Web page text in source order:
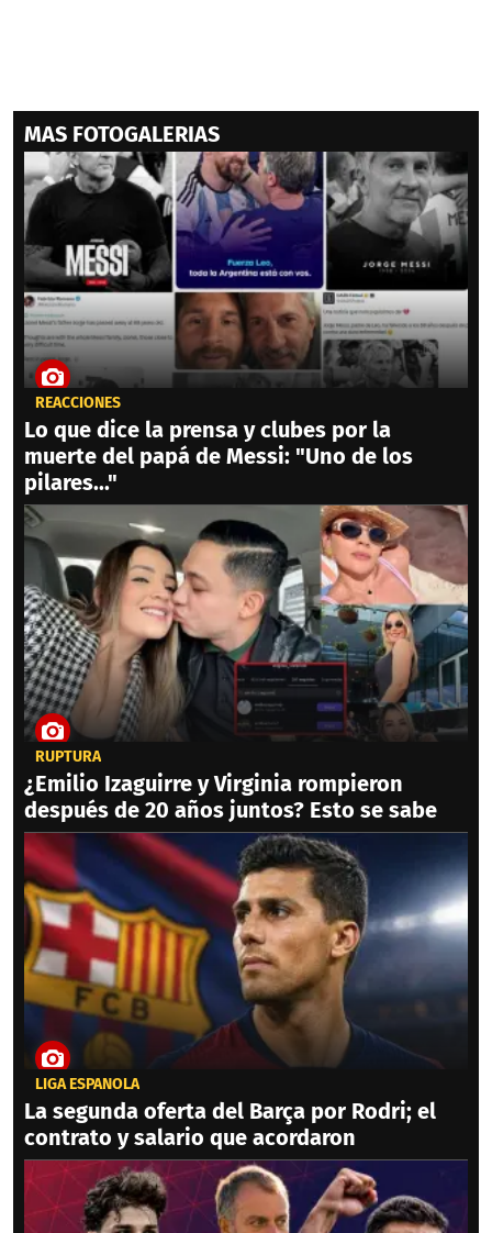
MAS FOTOGALERIAS
REACCIONES
Lo que dice la prensa y clubes por la
muerte del papá de Messi: "Uno de los
pilares..."
RUPTURA
¿Emilio Izaguirre y Virginia rompieron
después de 20 años juntos? Esto se sabe
LIGA ESPAÑOLA
La segunda oferta del Barça por Rodri; el
contrato y salario que acordaron